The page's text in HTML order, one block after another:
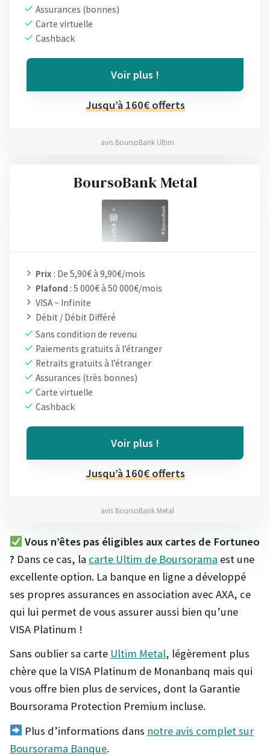
Assurances (bonnes)
Carte virtuelle
Cashback
Voir plus !
Jusqu’à 160€ offerts
avis BoursoBank Ultim
BoursoBank Metal
Prix : De 5,90€ à 9,90€/mois
Plafond : 5 000€ à 50 000€/mois
VISA ~ Infinite
Débit / Débit Différé
Sans condition de revenu
Paiements gratuits à l’étranger
Retraits gratuits à l’étranger
Assurances (très bonnes)
Carte virtuelle
Cashback
Voir plus !
Jusqu’à 160€ offerts
avis BoursoBank Metal
Vous n’êtes pas éligibles aux cartes de Fortuneo
? Dans ce cas, la carte Ultim de Boursorama est une
excellente option. La banque en ligne a développé
ses propres assurances en association avec AXA, ce
qui lui permet de vous assurer aussi bien qu’une
VISA Platinum !
Sans oublier sa carte Ultim Metal, légèrement plus
chère que la VISA Platinum de Monanbanq mais qui
vous offre bien plus de services, dont la Garantie
Boursorama Protection Premium incluse.
Plus d’informations dans notre avis complet sur
Boursorama Banque.